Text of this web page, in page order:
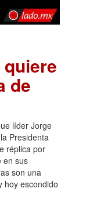
quiere
de
líder Jorge
Presidenta
réplica por
en sus
son una
hoy escondido